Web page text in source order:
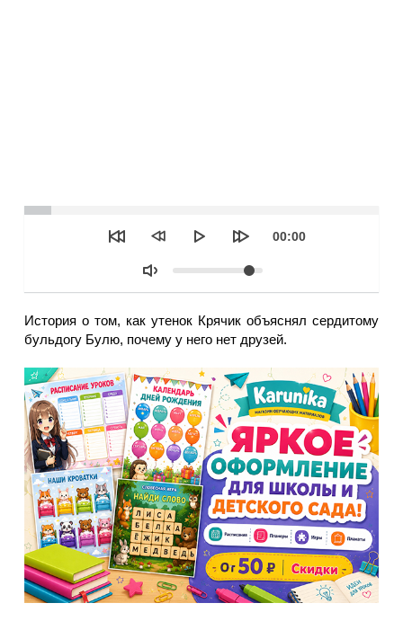
Текущее
00:00
Объем
История о том, как утенок Крячик объяснял сердитому
бульдогу Булю, почему у него нет друзей.